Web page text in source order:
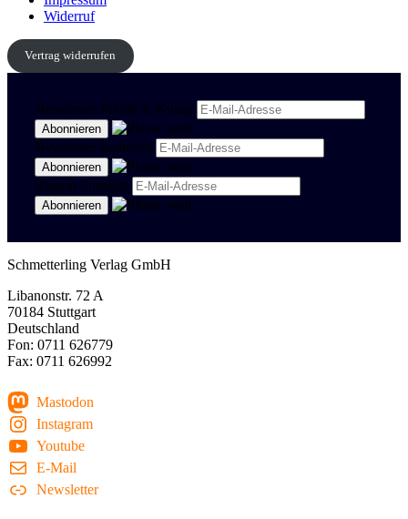
Widerruf
Vertrag widerrufen
Newsletter Politik & Kultur
Newsletter Spanisch
Region Stuttgart
Schmetterling Verlag GmbH
Libanonstr. 72 A
70184 Stuttgart
Deutschland
Fon: 0711 626779
Fax: 0711 626992
Mastodon
Instagram
Youtube
E-Mail
Newsletter